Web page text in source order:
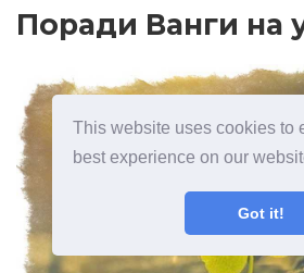
This website uses cookies to
best experience on our
Got it!
Поради Ванги на